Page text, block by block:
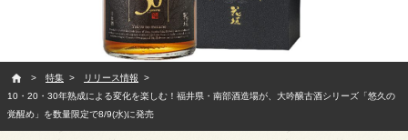
特集
リリース情報
10・20・30年熟成による変化を楽しむ！福井県・南部酒造場が、大吟醸古酒シリーズ「悠久の
覚醒め」を数量限定で8/9(水)に発売